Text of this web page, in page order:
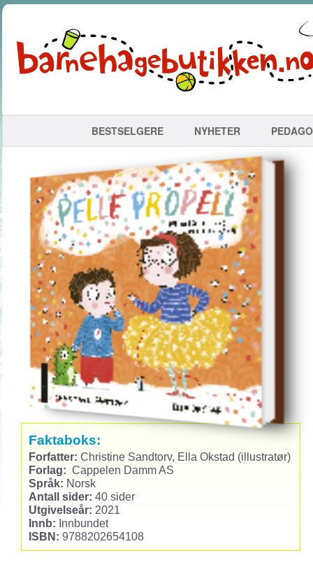
BESTSELGERE NYHETER
Faktaboks:
Forfatter: Christine Sandtorv, Ella Okstad (illustratør)
Forlag: Cappelen Damm AS
Språk: Norsk
Antall sider: 40 sider
Utgivelseår: 2021
Innb: Innbundet
ISBN: 9788202654108